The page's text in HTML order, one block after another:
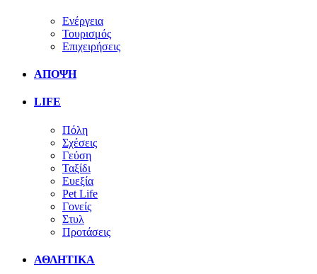
Ενέργεια
Τουρισμός
Επιχειρήσεις
ΑΠΟΨΗ
LIFE
Πόλη
Σχέσεις
Γεύση
Ταξίδι
Ευεξία
Pet Life
Γονείς
Στυλ
Προτάσεις
ΑΘΛΗΤΙΚΑ